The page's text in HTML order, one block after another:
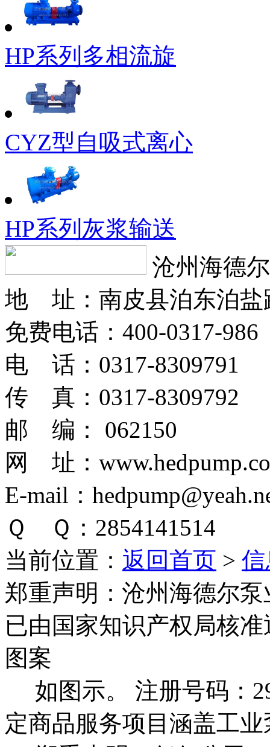
HP系列多相流旋
CYZ型自吸式离心
HP系列灰浆输送
沧州海德
地 址：南皮县泊东泊盐
免费电话：400-0317-986
电 话：0317-8309791
传 真：0317-8309792
邮 编： 062150
网 址：
E-mail：
Ｑ Ｑ：2854141514
当前位置： 返回首页 >
郑重声明： 沧州海德尔
已由国家知识产权局核
图案
如图示。 注册号码：
定商品服务项目涵盖工